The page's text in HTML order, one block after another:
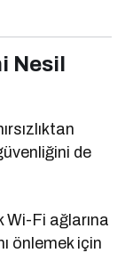
Nesil
de
Wi-Fi ağlarına
önlemek için